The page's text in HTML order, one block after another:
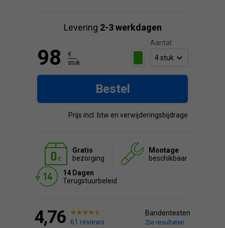
Levering 2-3 werkdagen
Aantal:
98
€
stuk
Bestel
Prijs incl. btw en verwijderingsbijdrage
Gratis
bezorging
Montage
beschikbaar
14 Dagen
Terugstuurbeleid
4,76 61 reviews
Bandentesten
Zie resultaten